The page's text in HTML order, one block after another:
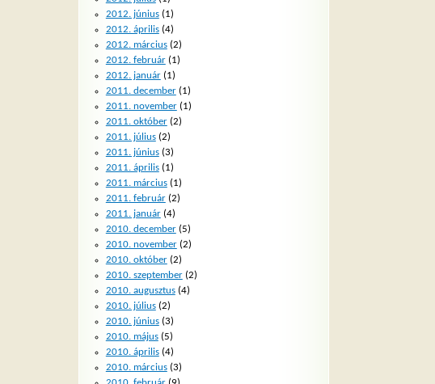
2012. június(1)
2012. április(4)
2012. március(2)
2012. február(1)
2012. január(1)
2011. december(1)
2011. november(1)
2011. október(2)
2011. július(2)
2011. június(3)
2011. április(1)
2011. március(1)
2011. február(2)
2011. január(4)
2010. december(5)
2010. november(2)
2010. október(2)
2010. szeptember(2)
2010. augusztus(4)
2010. július(2)
2010. június(3)
2010. május(5)
2010. április(4)
2010. március(3)